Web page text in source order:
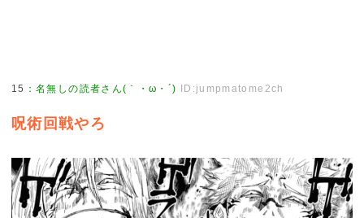
15 ：名無しの読者さん(｀・ω・´) ID:jumpmatome2ch
呪術回戦やろ